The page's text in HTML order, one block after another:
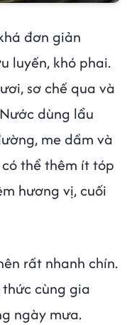
đơn giản
luyến, khó phai.
sơ chế qua và
dùng lẩu
me dầm và
thể thêm ít tóp
hương vị, cuối
rất nhanh chín.
cùng gia
ngày mưa.